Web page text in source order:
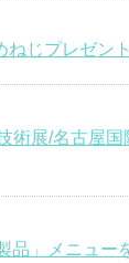
ねじプレゼン
術展/名古屋国
品」メニュー